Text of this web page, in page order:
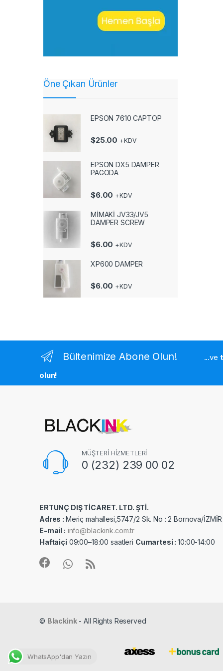
Öne Çıkan Ürünler
EPSON 7610 CAPTOP
$25.00 +KDV
EPSON DX5 DAMPER
PAGODA
$6.00 +KDV
MİMAKİ JV33/JV5
DAMPER SCREW
$6.00 +KDV
XP600 DAMPER
$6.00 +KDV
Bültenimize Abone Olun! ...ve
olun!
MÜŞTERİ HİZMETLERİ
0 (232) 239 00 02
ERTUNÇ DIŞ TİCARET. LTD. ŞTİ.
Adres : Meriç mahallesi,5747/2 Sk. No : 2 Bornova/İZMİR
E-mail : info@blackink.com.tr
Haftaiçi 09:00–18:00 saatleri Cumartesi :10:00-14:00
© Blackink- All Rights Reserved
WhatsApp'dan Yazın